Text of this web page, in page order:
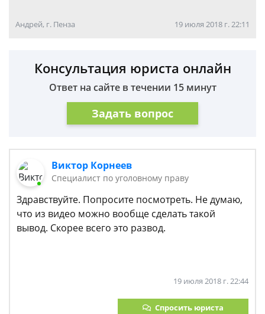
Андрей, г. Пенза 19 июля 2018 г. 22:11
Консультация юриста онлайн
Ответ на сайте в течении 15 минут
Задать вопрос
Виктор Корнеев
Cпециалист по уголовному праву
Здравствуйте. Попросите посмотреть. Не думаю,
что из видео можно вообще сделать такой
вывод. Скорее всего это развод.
19 июля 2018 г. 22:44
Спросить юриста